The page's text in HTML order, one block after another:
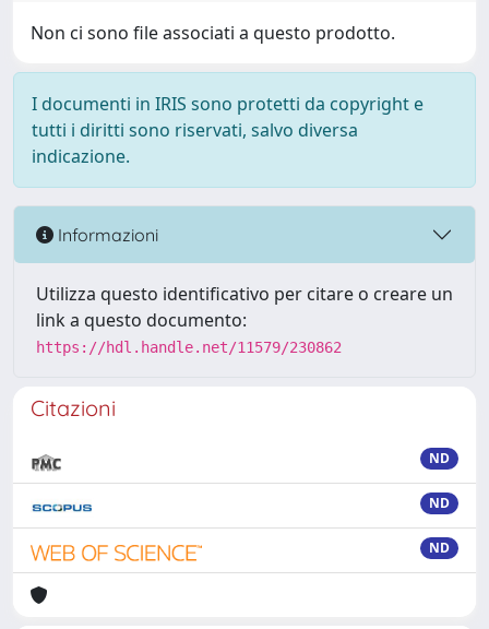
Non ci sono file associati a questo prodotto.
I documenti in IRIS sono protetti da copyright e
tutti i diritti sono riservati, salvo diversa
indicazione.
Informazioni
Utilizza questo identificativo per citare o creare un
link a questo documento:
https://hdl.handle.net/11579/230862
Citazioni
ND
ND
ND